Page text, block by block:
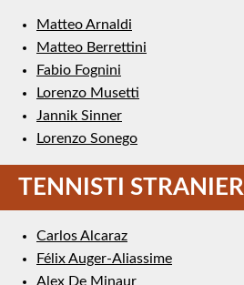
Matteo Arnaldi
Matteo Berrettini
Fabio Fognini
Lorenzo Musetti
Jannik Sinner
Lorenzo Sonego
TENNISTI STRANIERI
Carlos Alcaraz
Félix Auger-Aliassime
Alex De Minaur